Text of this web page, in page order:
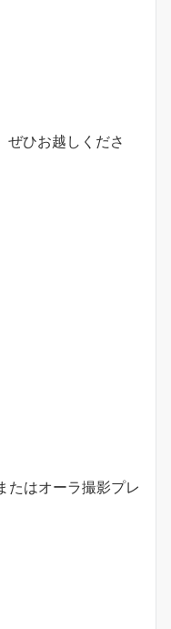
ぜひお越しくださ
たはオーラ撮影プレ